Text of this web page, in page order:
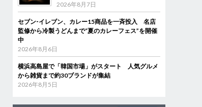
2026年8月7日
セブン‐イレブン、カレー15商品を一斉投入 名店
監修から冷製うどんまで“夏のカレーフェス”を開催
中
2026年8月6日
横浜高島屋で「韓国市場」がスタート 人気グルメ
から雑貨まで約30ブランドが集結
2026年8月5日